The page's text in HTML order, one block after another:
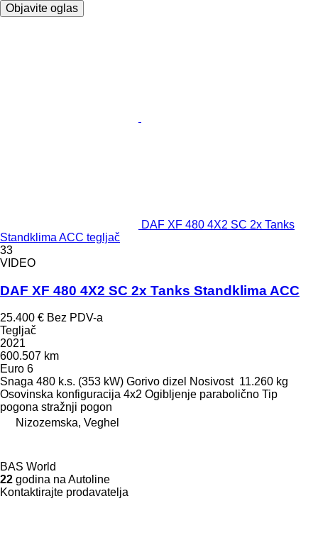
Objavite oglas
DAF XF 480 4X2 SC 2x Tanks
Standklima ACC tegljač
33
VIDEO
DAF XF 480 4X2 SC 2x Tanks Standklima ACC
25.400 € Bez PDV-a
Tegljač
2021
600.507 km
Euro 6
Snaga 480 k.s. (353 kW) Gorivo dizel Nosivost 11.260 kg
Osovinska konfiguracija 4x2 Ogibljenje parabolično Tip
pogona stražnji pogon
Nizozemska, Veghel
BAS World
22 godina na Autoline
Kontaktirajte prodavatelja